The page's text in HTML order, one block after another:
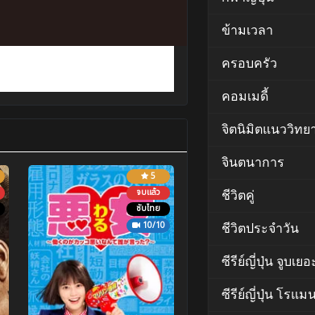
5
จบแล้ว
ซับไทย
10/10
ข้ามเวลา
ครอบครัว
คอมเมดี้
จิตนิมิตแนววิทย
จินตนาการ
ชีวิตคู่
ชีวิตประจำวัน
ซีรีย์ญี่ปุ่น จูบเยอ
ซีรีย์ญี่ปุ่น โรแม